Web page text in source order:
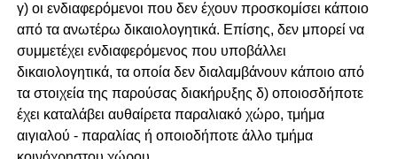
γ) οι ενδιαφερόμενοι που δεν έχουν προσκομίσει κάποιο
από τα ανωτέρω δικαιολογητικά. Επίσης, δεν μπορεί να
συμμετέχει ενδιαφερόμενος που υποβάλλει
δικαιολογητικά, τα οποία δεν διαλαμβάνουν κάποιο από
τα στοιχεία της παρούσας διακήρυξης δ) οποιοσδήποτε
έχει καταλάβει αυθαίρετα παραλιακό χώρο, τμήμα
αιγιαλού - παραλίας ή οποιοδήποτε άλλο τμήμα